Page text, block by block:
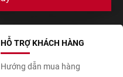
HỖ TRỢ KHÁCH HÀNG
Hướng dẫn mua hàng